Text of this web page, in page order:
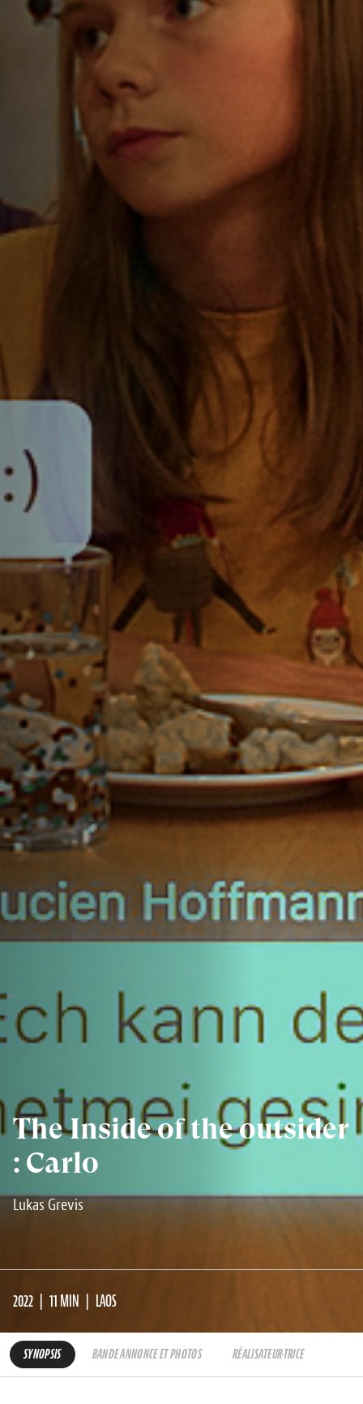
The Inside of the outsider
: Carlo
Lukas Grevis
2022 11 MIN LAOS
SYNOPSIS BANDE ANNONCE ET PHOTOS RÉALISATEUR·TRICE